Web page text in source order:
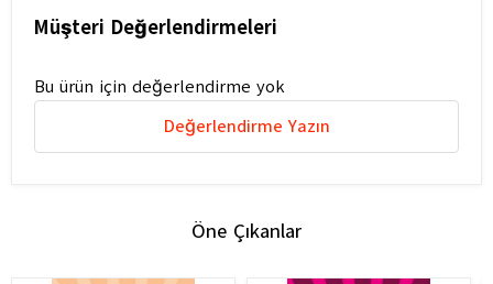
Müşteri Değerlendirmeleri
Bu ürün için değerlendirme yok
Değerlendirme Yazın
Öne Çıkanlar